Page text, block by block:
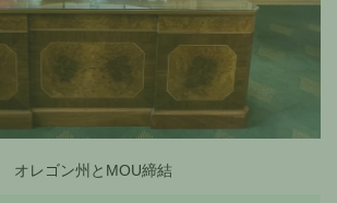
オレゴン州とMOU締結